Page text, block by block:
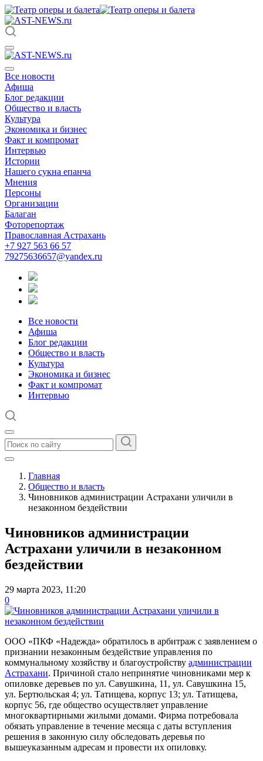
Все новости
Афиша
Блог редакции
Общество и власть
Культура
Экономика и бизнес
Факт и компромат
Интервью
Истории
Нашего сукна епанча
Мнения
Персоны
Организации
Балаган
Фоторепортаж
Православная Астрахань
+7 927 563 66 57
79275636657@yandex.ru
Все новости
Афиша
Блог редакции
Общество и власть
Культура
Экономика и бизнес
Факт и компромат
Интервью
Главная
Общество и власть
Чиновников администрации Астрахани уличили в
незаконном бездействии
Чиновников администрации
Астрахани уличили в незаконном
бездействии
29 марта 2023, 11:20
0
ООО «ПКФ «Надежда» обратилось в арбитраж с заявлением о
признании незаконным бездействие управления по
коммунальному хозяйству и благоустройству администрации
Астрахани. Причиной стало непринятие чиновниками мер к
опиловке деревьев по ул. Савушкина, 11, ул. Савушкина 15,
ул. Бертюльская 4; ул. Татищева, корпус 13; ул. Татищева,
корпус 56, где общество осуществляет управление
многоквартирными жилыми домами. Фирма потребовала
обязать управление в течение месяца с даты вступления
решения в законную силу обследовать деревья по
вышеуказанным адресам и провести их опиловку.